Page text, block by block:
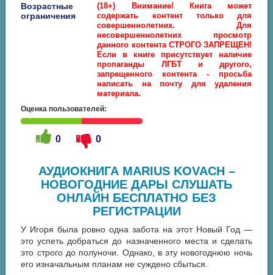
Возрастные
ограничения
(18+) Внимание! Книга может
содержать контент только для
совершеннолетних. Для
несовершеннолетних просмотр
данного контента СТРОГО ЗАПРЕЩЕН!
Если в книге присутствует наличие
пропаганды ЛГБТ и другого,
запрещенного контента - просьба
написать на почту для удаления
материала.
Оценка пользователей:
0 0
АУДИОКНИГА MARIUS KOVACH –
НОВОГОДНИЕ ДАРЫ СЛУШАТЬ
ОНЛАЙН БЕСПЛАТНО БЕЗ
РЕГИСТРАЦИИ
У Игоря была ровно одна забота на этот Новый Год —
это успеть добраться до назначенного места и сделать
это строго до полуночи. Однако, в эту новогоднюю ночь
его изначальным планам не суждено сбыться.